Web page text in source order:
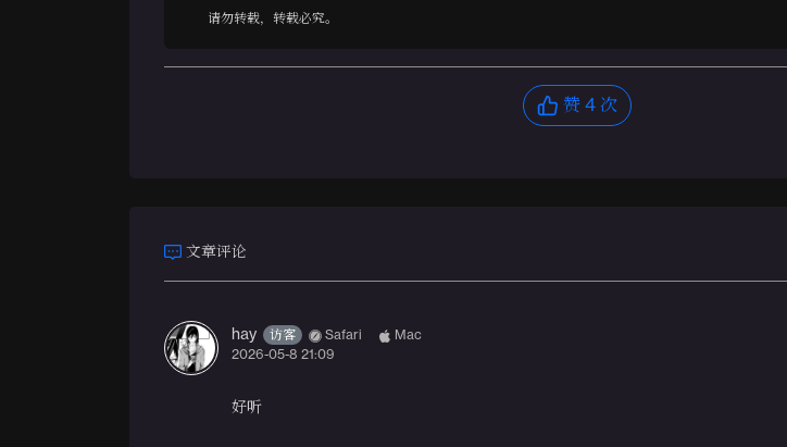
请勿转载，转载必究。
赞 4次
文章评论
hay 访客 Safari
Mac
2026-05-8 21:09
好听